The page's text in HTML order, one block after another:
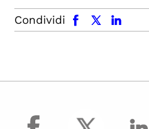
Condividi
facebook x.com linkedin
facebook